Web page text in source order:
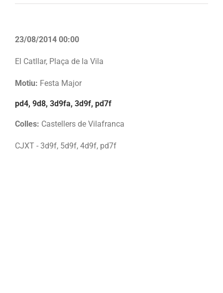
23/08/2014 00:00
El Catllar, Plaça de la Vila
Motiu: Festa Major
pd4, 9d8, 3d9fa, 3d9f, pd7f
Colles: Castellers de Vilafranca
CJXT - 3d9f, 5d9f, 4d9f, pd7f